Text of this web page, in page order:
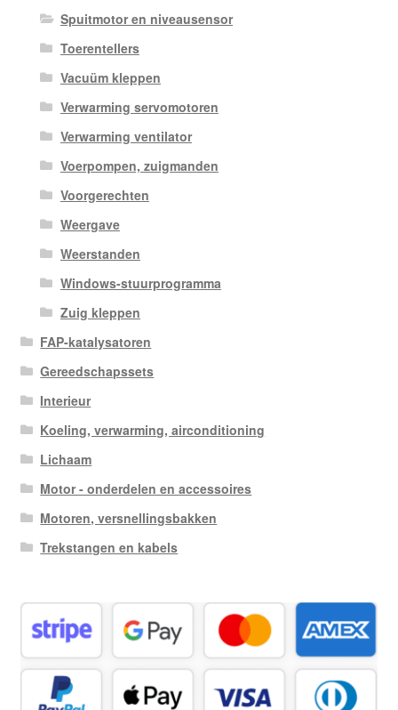
Spuitmotor en niveausensor
Toerentellers
Vacuüm kleppen
Verwarming servomotoren
Verwarming ventilator
Voerpompen, zuigmanden
Voorgerechten
Weergave
Weerstanden
Windows-stuurprogramma
Zuig kleppen
FAP-katalysatoren
Gereedschapssets
Interieur
Koeling, verwarming, airconditioning
Lichaam
Motor - onderdelen en accessoires
Motoren, versnellingsbakken
Trekstangen en kabels